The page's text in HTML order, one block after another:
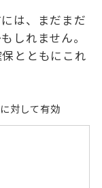
は、まだまだ
しれません。
とともにこれ
対して有効